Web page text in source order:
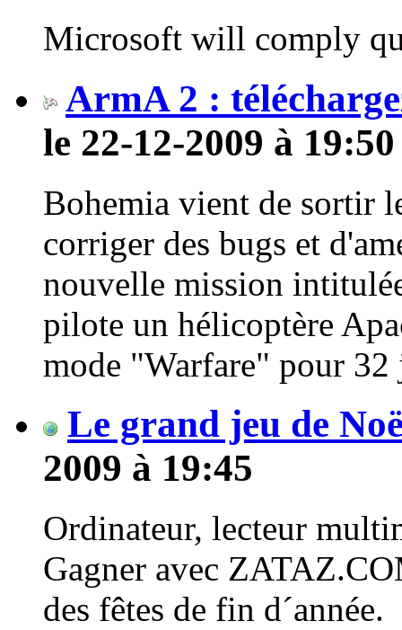
Microsoft will comply
ArmA 2 :
le 22-12-2009 à 19:50
Bohemia vient de sortir
corriger des bugs et
nouvelle mission
pilote un hélicoptère
mode "Warfare" pour 32
Le grand jeu de
2009 à 19:45
Ordinateur, lecteur
Gagner avec
des fêtes de fin d´année.